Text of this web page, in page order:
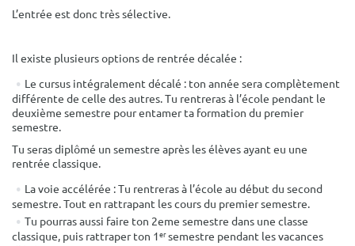
L’entrée est donc très sélective.
Il existe plusieurs options de rentrée décalée :
Le cursus intégralement décalé : ton année sera complètement
différente de celle des autres. Tu rentreras à l’école pendant le
deuxième semestre pour entamer ta formation du premier
semestre.
Tu seras diplômé un semestre après les élèves ayant eu une
rentrée classique.
La voie accélérée : Tu rentreras à l’école au début du second
semestre. Tout en rattrapant les cours du premier semestre.
Tu pourras aussi faire ton 2eme semestre dans une classe
classique, puis rattraper ton 1ersemestre pendant les vacances